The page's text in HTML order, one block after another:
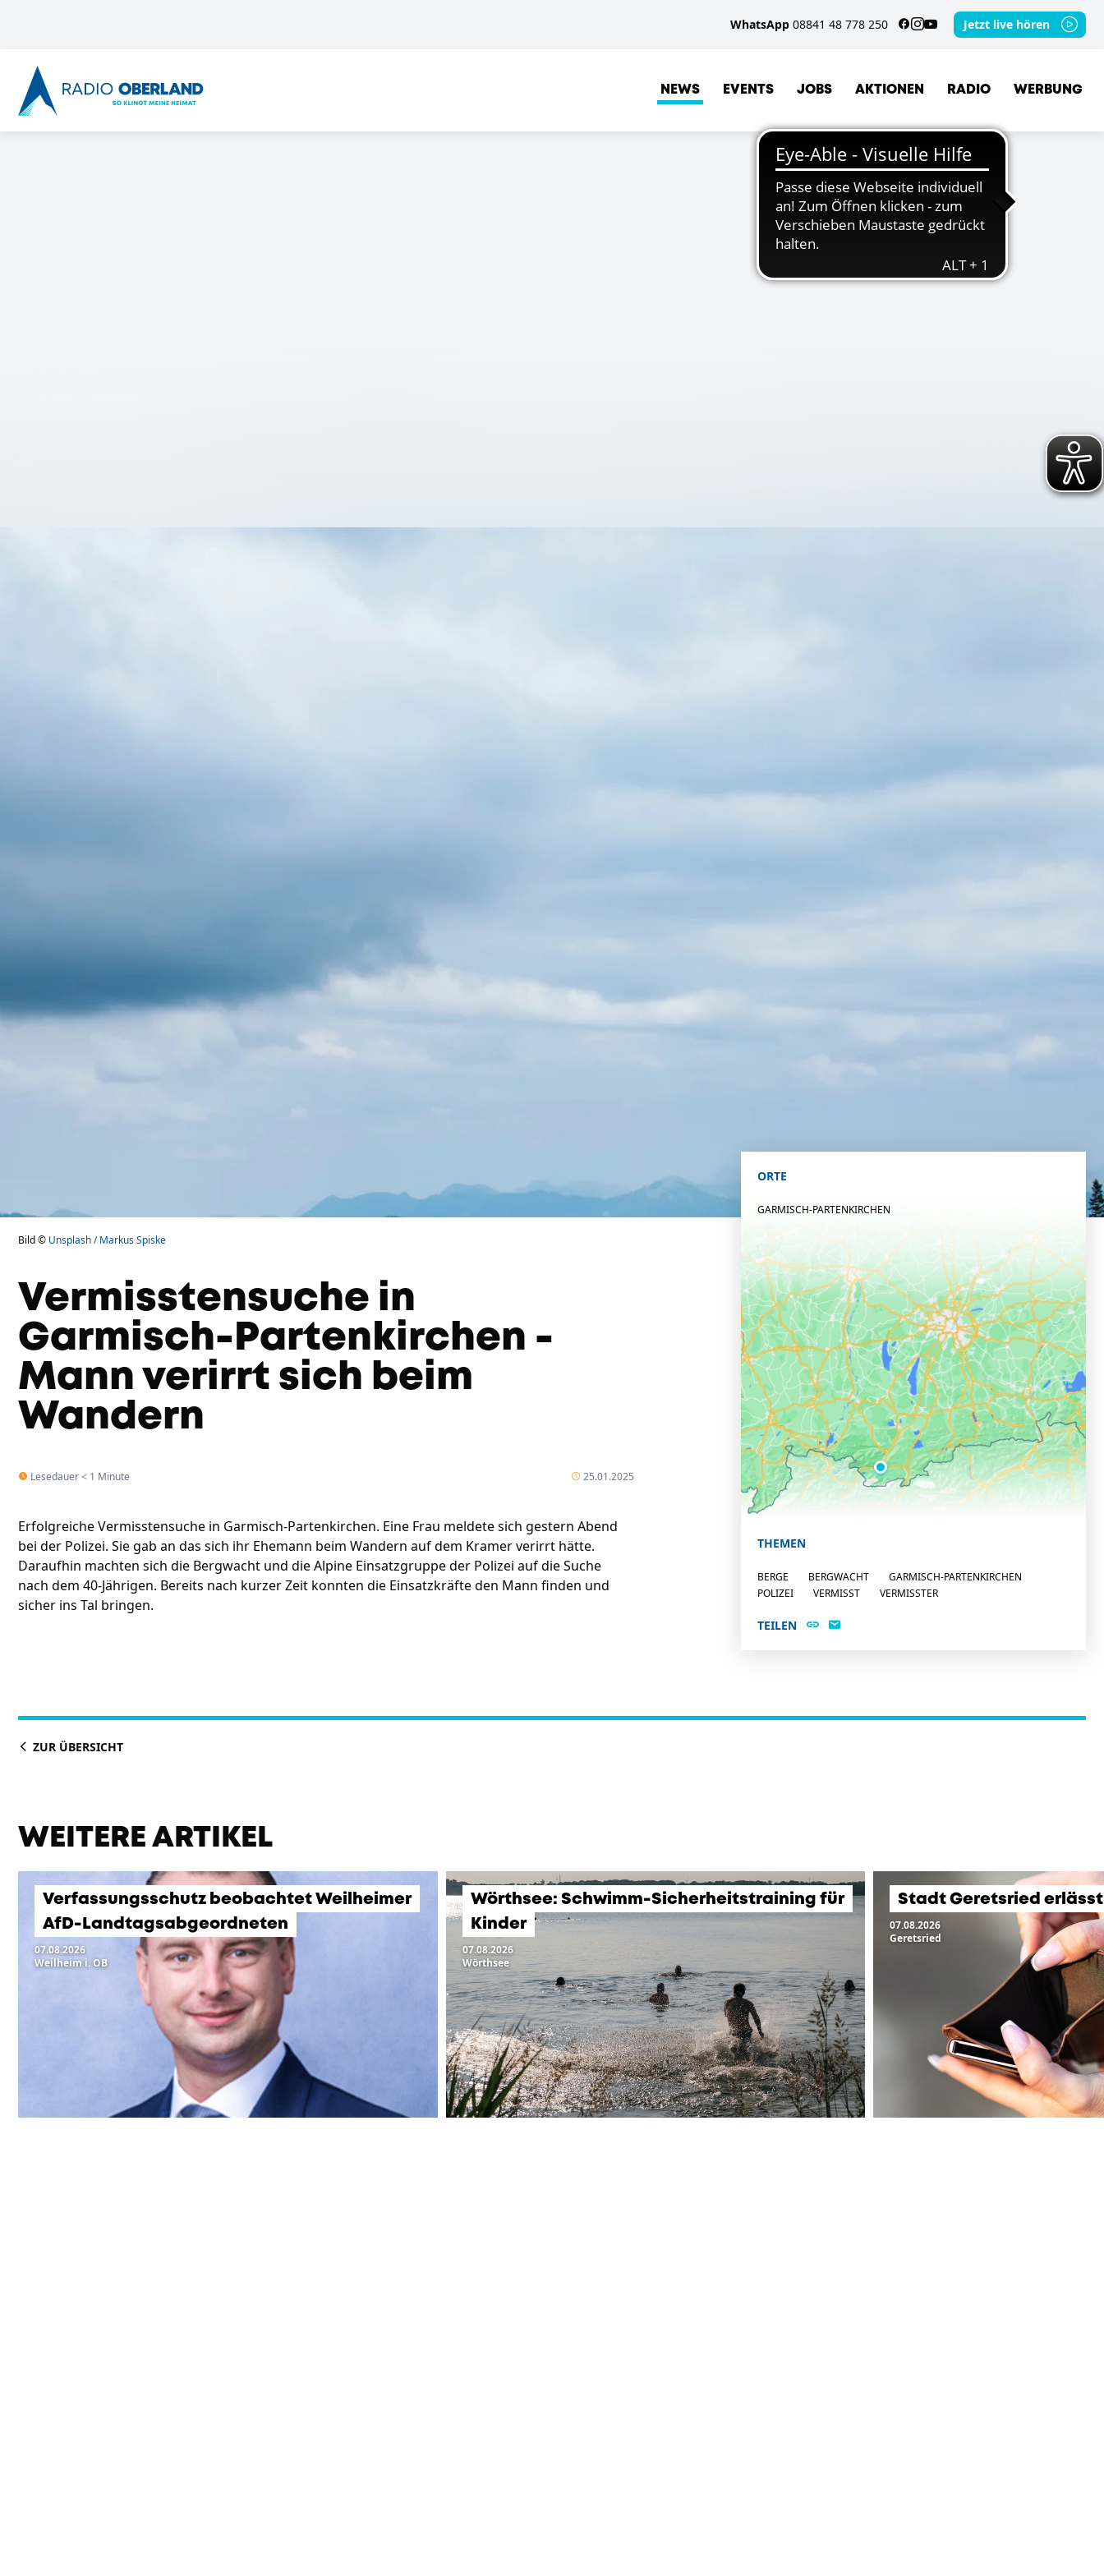
WhatsApp 08841 48 778 250 Jetzt live hören
NEWS EVENTS JOBS AKTIONEN RADIO WERBUNG
Bild © Unsplash / Markus Spiske
Vermisstensuche in
Garmisch-Partenkirchen -
Mann verirrt sich beim
Wandern
Lesedauer < 1 Minute 25.01.2025
Erfolgreiche Vermisstensuche in Garmisch-Partenkirchen. Eine Frau meldete sich gestern Abend
bei der Polizei. Sie gab an das sich ihr Ehemann beim Wandern auf dem Kramer verirrt hätte.
Daraufhin machten sich die Bergwacht und die Alpine Einsatzgruppe der Polizei auf die Suche
nach dem 40-Jährigen. Bereits nach kurzer Zeit konnten die Einsatzkräfte den Mann finden und
sicher ins Tal bringen.
ORTE
GARMISCH-PARTENKIRCHEN
THEMEN
BERGE BERGWACHT
GARMISCH-PARTENKIRCHEN
POLIZEI
VERMISST VERMISSTER
TEILEN
ZUR ÜBERSICHT
WEITERE ARTIKEL
Verfassungsschutz beobachtet Weilheimer
AfD-Landtagsabgeordneten
07.08.2026
Weilheim i. OB
Wörthsee: Schwimm-Sicherheitstraining für
Kinder
07.08.2026
Wörthsee
Stadt Geretsried
07.08.2026
Geretsried